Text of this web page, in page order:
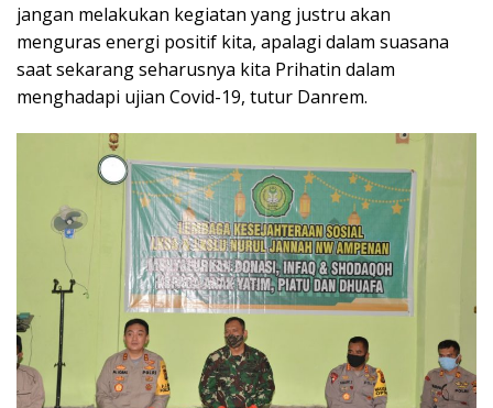
jangan melakukan kegiatan yang justru akan
menguras energi positif kita, apalagi dalam suasana
saat sekarang seharusnya kita Prihatin dalam
menghadapi ujian Covid-19, tutur Danrem.